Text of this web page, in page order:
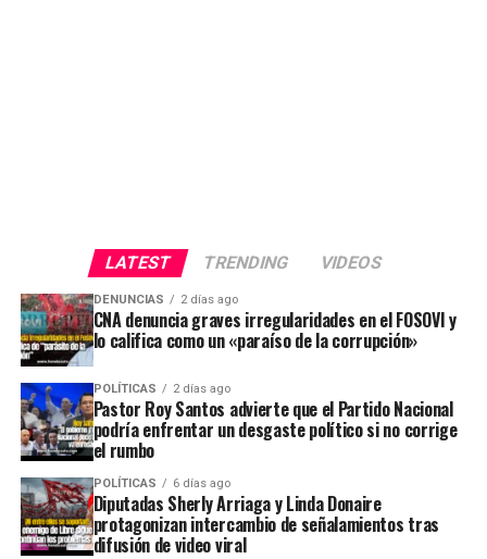
LATEST TRENDING VIDEOS
DENUNCIAS 2 días ago
CNA denuncia graves irregularidades en el FOSOVI y
lo califica como un «paraíso de la corrupción»
POLÍTICAS 2 días ago
Pastor Roy Santos advierte que el Partido Nacional
podría enfrentar un desgaste político si no corrige
el rumbo
POLÍTICAS 6 días ago
Diputadas Sherly Arriaga y Linda Donaire
protagonizan intercambio de señalamientos tras
difusión de video viral